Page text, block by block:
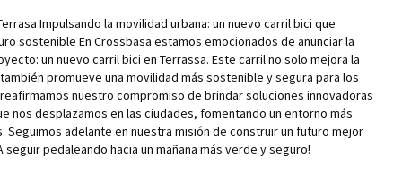
Impulsando la movilidad urbana: un nuevo carril bici que
sostenible En Crossbasa estamos emocionados de anunciar la
un nuevo carril bici en Terrassa. Este carril no solo mejora la
promueve una movilidad más sostenible y segura para los
nuestro compromiso de brindar soluciones innovadoras
nos desplazamos en las ciudades, fomentando un entorno más
Seguimos adelante en nuestra misión de construir un futuro mejor
seguir pedaleando hacia un mañana más verde y seguro!